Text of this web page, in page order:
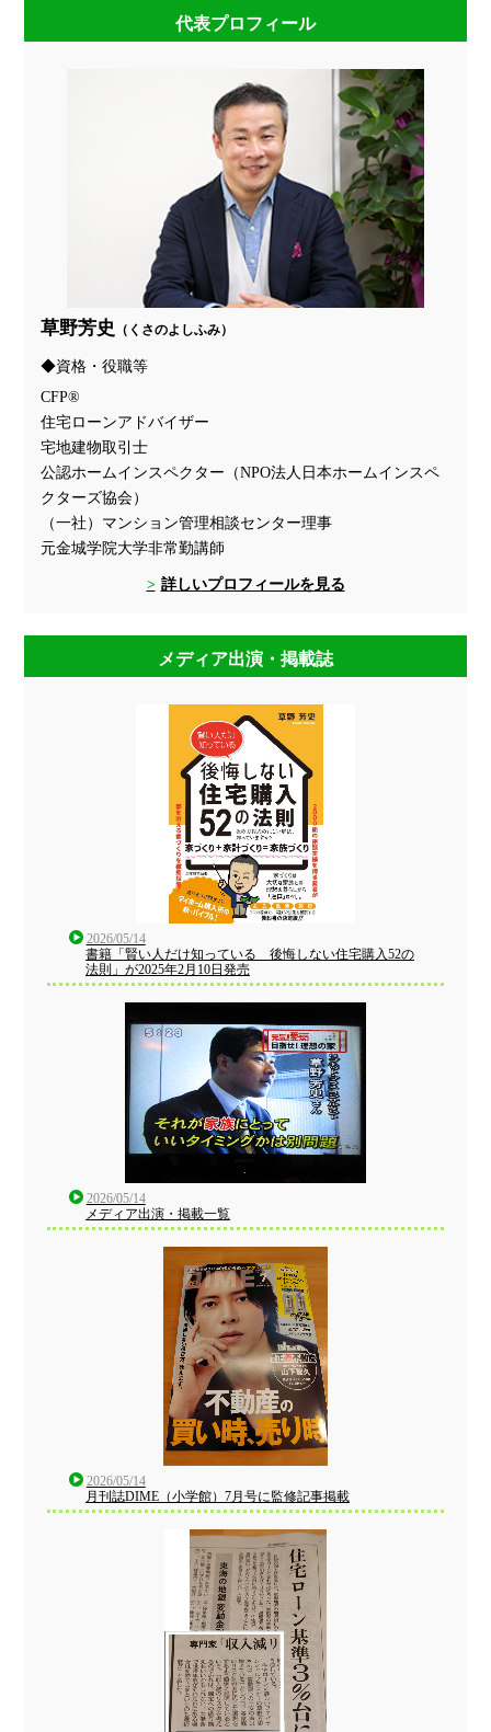
代表プロフィール
草野芳史 （くさのよしふみ）
資格・役職等
CFP®
住宅ローンアドバイザー
宅地建物取引士
公認ホームインスペクター（NPO法人日本ホームインスペ
クターズ協会）
（一社）マンション管理相談センター理事
元金城学院大学非常勤講師
詳しいプロフィールを見る
メディア出演・掲載誌
2026/05/14
書籍「賢い人だけ知っている 後悔しない住宅購入52の
法則」が2025年2月10日発売
2026/05/14
メディア出演・掲載一覧
2026/05/14
月刊誌DIME（小学館）7月号に監修記事掲載